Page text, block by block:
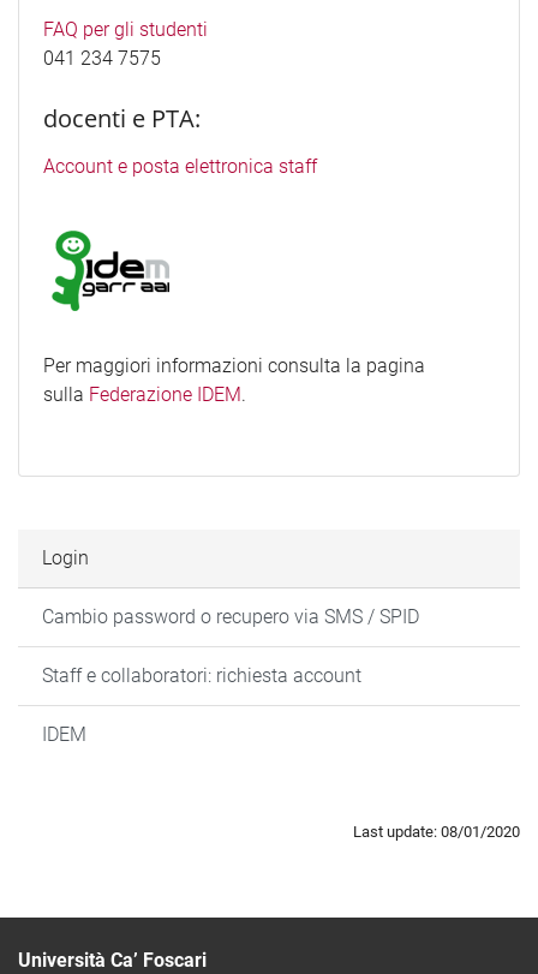
FAQ per gli studenti
041 234 7575
docenti e PTA:
Account e posta elettronica staff
Per maggiori informazioni consulta la pagina
sulla Federazione IDEM.
Login
Cambio password o recupero via SMS / SPID
Staff e collaboratori: richiesta account
IDEM
Last update: 08/01/2020
Università Ca’ Foscari